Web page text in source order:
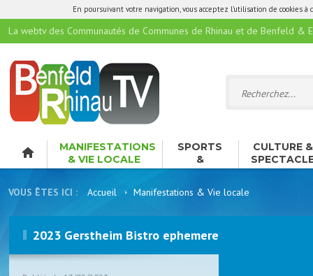
En poursuivant votre navigation, vous acceptez l'utilisation de cookies
La webtv des Communautés de Communes de Rhinau et de Benfeld &
MANIFESTATIONS
& VIE LOCALE
SPORTS
&
LOISIRS
CULTURE &
VOUS ÊTES ICI : Accueil Manifestations & Vie locale
2023 Gerstheim Bistro ephemere